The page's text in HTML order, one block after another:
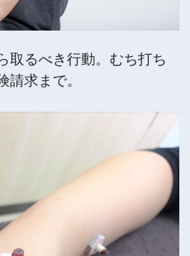
取るべき行動。むち打ち
求まで。